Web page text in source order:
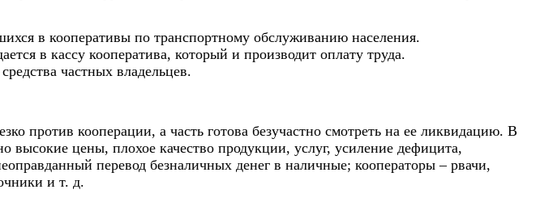
в кооперативы по транспортному обслуживанию населения.
в кассу кооператива, который и производит оплату труда.
частных владельцев.
против кооперации, а часть готова безучастно смотреть на ее ликвидацию. В
высокие цены, плохое качество продукции, услуг, усиление дефицита,
перевод безналичных денег в наличные; кооператоры – рвачи,
и т. д.